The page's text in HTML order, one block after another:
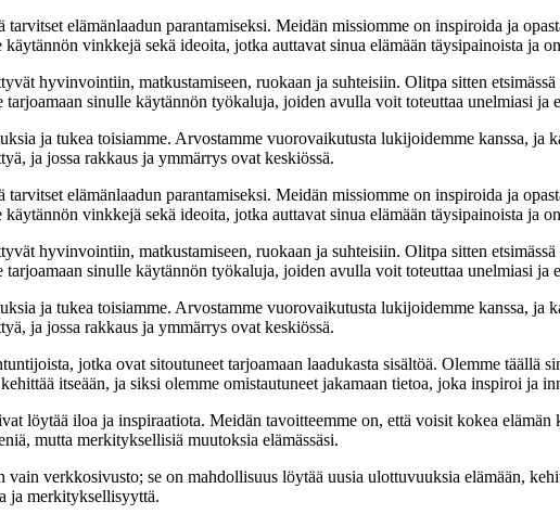
elämänlaadun parantamiseksi. Meidän missiomme on inspiroida ja
vinkkejä sekä ideoita, jotka auttavat sinua elämään täysipainoista ja
hyvinvointiin, matkustamiseen, ruokaan ja suhteisiin. Olitpa sitten
sinulle käytännön työkaluja, joiden avulla voit toteuttaa unelmiasi ja
ja tukea toisiamme. Arvostamme vuorovaikutusta lukijoidemme kanssa, ja
ja jossa rakkaus ja ymmärrys ovat keskiössä.
elämänlaadun parantamiseksi. Meidän missiomme on inspiroida ja
vinkkejä sekä ideoita, jotka auttavat sinua elämään täysipainoista ja
hyvinvointiin, matkustamiseen, ruokaan ja suhteisiin. Olitpa sitten
sinulle käytännön työkaluja, joiden avulla voit toteuttaa unelmiasi ja
ja tukea toisiamme. Arvostamme vuorovaikutusta lukijoidemme kanssa, ja
ja jossa rakkaus ja ymmärrys ovat keskiössä.
jotka ovat sitoutuneet tarjoamaan laadukasta sisältöä. Olemme täällä
itseään, ja siksi olemme omistautuneet jakamaan tietoa, joka inspiroi ja
löytää iloa ja inspiraatiota. Meidän tavoitteemme on, että voisit kokea
mutta merkityksellisiä muutoksia elämässäsi.
verkkosivusto; se on mahdollisuus löytää uusia ulottuvuuksia elämään,
ja merkityksellisyyttä.